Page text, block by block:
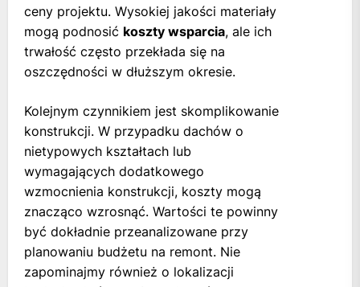
ceny projektu. Wysokiej jakości materiały
mogą podnosić koszty wsparcia, ale ich
trwałość często przekłada się na
oszczędności w dłuższym okresie.
Kolejnym czynnikiem jest skomplikowanie
konstrukcji. W przypadku dachów o
nietypowych kształtach lub
wymagających dodatkowego
wzmocnienia konstrukcji, koszty mogą
znacząco wzrosnąć. Wartości te powinny
być dokładnie przeanalizowane przy
planowaniu budżetu na remont. Nie
zapominajmy również o lokalizacji